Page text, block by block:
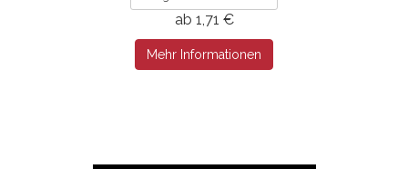
ab 1,71 €
Mehr Informationen